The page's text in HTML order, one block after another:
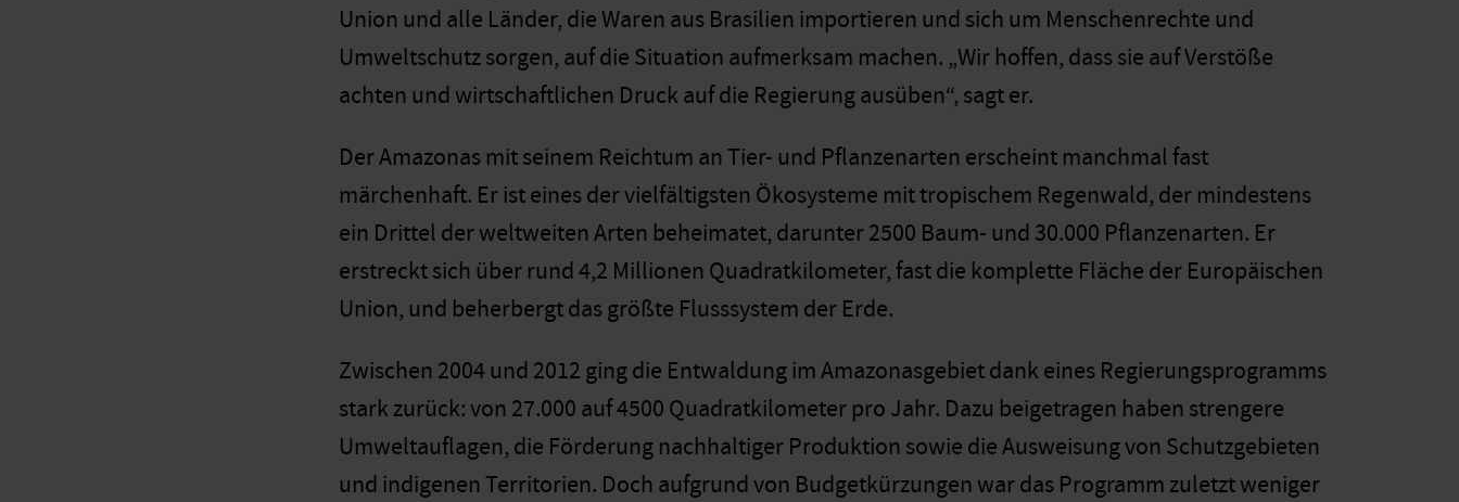
Union und alle Länder, die Waren aus Brasilien importieren und sich um Menschenrechte und
Umweltschutz sorgen, auf die Situation aufmerksam machen. „Wir hoffen, dass sie auf Verstöße
achten und wirtschaftlichen Druck auf die Regierung ausüben“, sagt er.
Der Amazonas mit seinem Reichtum an Tier- und Pflanzenarten erscheint manchmal fast
märchenhaft. Er ist eines der vielfältigsten Ökosysteme mit tropischem Regenwald, der mindestens
ein Drittel der weltweiten Arten beheimatet, darunter 2500 Baum- und 30.000 Pflanzenarten. Er
erstreckt sich über rund 4,2 Millionen Quadratkilometer, fast die komplette Fläche der Europäischen
Union, und beherbergt das größte Flusssystem der Erde.
Zwischen 2004 und 2012 ging die Entwaldung im Amazonasgebiet dank eines Regierungsprogramms
stark zurück: von 27.000 auf 4500 Quadratkilometer pro Jahr. Dazu beigetragen haben strengere
Umweltauflagen, die Förderung nachhaltiger Produktion sowie die Ausweisung von Schutzgebieten
und indigenen Territorien. Doch aufgrund von Budgetkürzungen war das Programm zuletzt weniger